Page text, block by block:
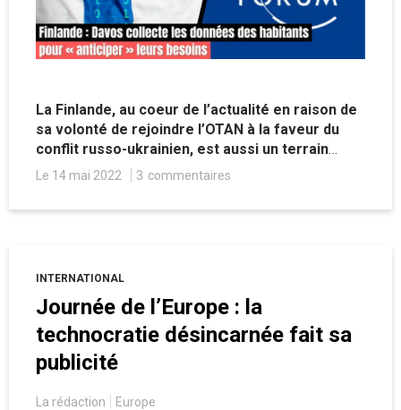
La Finlande, au coeur de l’actualité en raison de
sa volonté de rejoindre l’OTAN à la faveur du
conflit russo-ukrainien, est aussi un terrain
d’expérimentation du développement d’outils
très avancés de collectes des données
numériques des habitants. Une approche qui se
Davos qui semble ainsi mettre en application
certains principes duGreat Reset.
Le 14 mai 2022 3 commentaires
INTERNATIONAL
Journée de l’Europe : la
technocratie désincarnée fait sa
publicité
La rédaction Europe